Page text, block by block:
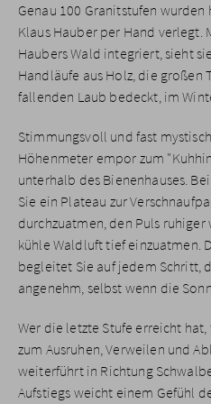
Genau 100 Granitstufen
Klaus Hauber per Hand verlegt.
Haubers Wald integriert, sieht
Handläufe aus Holz, die großen
fallenden Laub bedeckt, im
Stimmungsvoll und fast
Höhenmeter empor zum
unterhalb des Bienenhauses.
Sie ein Plateau zur
durchzuatmen, den Puls ruhiger
kühle Waldluft tief einzuatmen.
begleitet Sie auf jedem Schritt,
angenehm, selbst wenn die
Wer die letzte Stufe erreicht
zum Ausruhen, Verweilen und
weiterführt in Richtung
Aufstiegs weicht einem Gefühl